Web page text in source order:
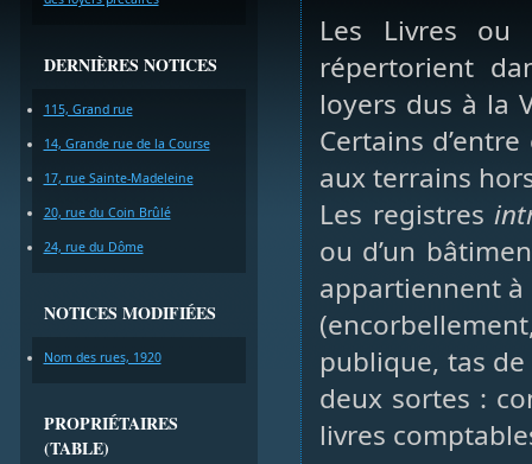
DERNIÈRES NOTICES
115, Grand rue
14, Grande rue de la Course
17, rue Sainte-Madeleine
20, rue du Coin Brûlé
24, rue du Dôme
NOTICES MODIFIÉES
Nom des rues, 1920
PROPRIÉTAIRES
(TABLE)
Les Livres ou
répertorient
loyers dus à la
Certains
aux terrains
Les registres
ou d’un
appartiennent à
publique, tas
deux sortes :
livres